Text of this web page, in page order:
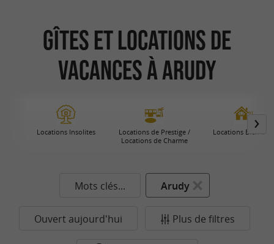
Gîtes et Locations de
Vacances à Arudy
Locations Insolites
Locations de Prestige /
Locations de Charme
Locations Bien Être
Mots clés... Arudy
Ouvert aujourd'hui Plus de filtres